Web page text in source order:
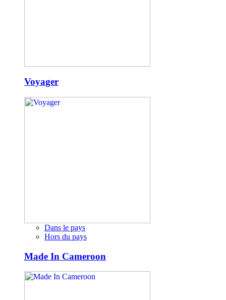
Voyager
Dans le pays
Hors du pays
Made In Cameroon